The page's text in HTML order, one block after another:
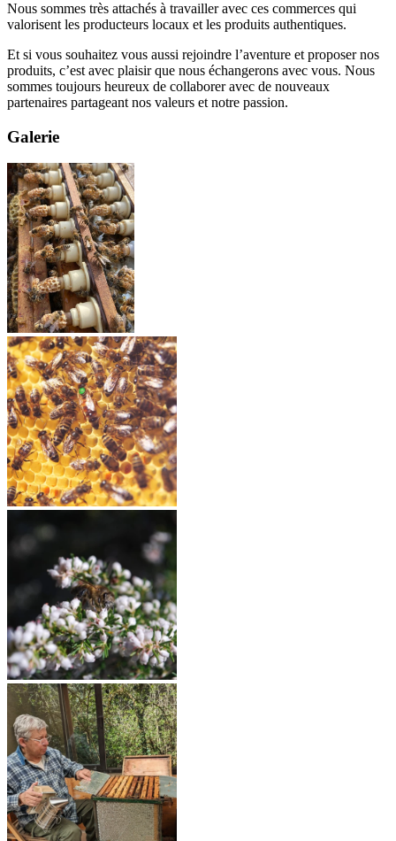
Nous sommes très attachés à travailler avec ces commerces qui
valorisent les producteurs locaux et les produits authentiques.
Et si vous souhaitez vous aussi rejoindre l’aventure et proposer nos
produits, c’est avec plaisir que nous échangerons avec vous. Nous
sommes toujours heureux de collaborer avec de nouveaux
partenaires partageant nos valeurs et notre passion.
Galerie